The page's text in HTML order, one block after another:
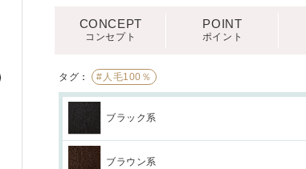
CONCEPT
コンセプト
POINT
ポイント
タグ ： #人毛100％
ブラック系
ブラウン系